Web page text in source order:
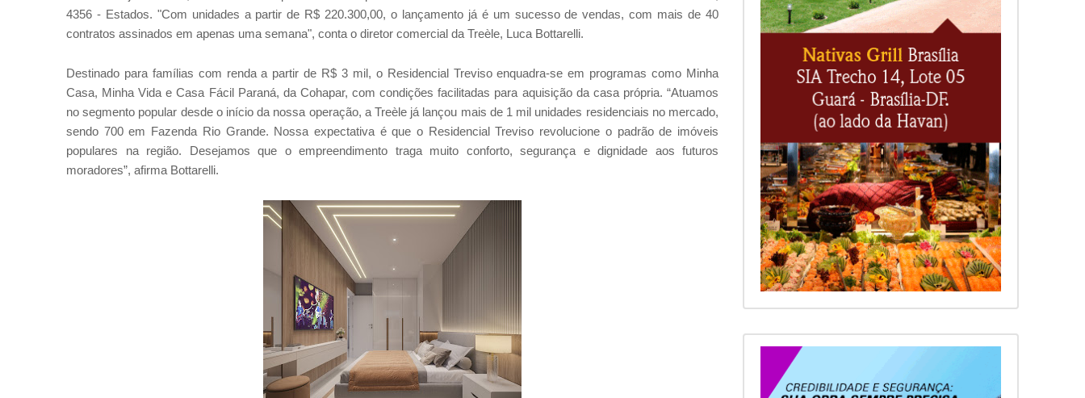
4356 - Estados. "Com unidades a partir de R$ 220.300,00, o lançamento já é um sucesso de vendas, com mais de 40
contratos assinados em apenas uma semana", conta o diretor comercial da Treèle, Luca Bottarelli.
Destinado para famílias com renda a partir de R$ 3 mil, o Residencial Treviso enquadra-se em programas como Minha
Casa, Minha Vida e Casa Fácil Paraná, da Cohapar, com condições facilitadas para aquisição da casa própria. “Atuamos
no segmento popular desde o início da nossa operação, a Treèle já lançou mais de 1 mil unidades residenciais no mercado,
sendo 700 em Fazenda Rio Grande. Nossa expectativa é que o Residencial Treviso revolucione o padrão de imóveis
populares na região. Desejamos que o empreendimento traga muito conforto, segurança e dignidade aos futuros
moradores”, afirma Bottarelli.